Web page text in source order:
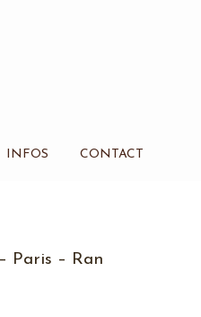
INFOS CONTACT
Paris – Ran